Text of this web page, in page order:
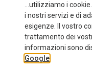
...utilizziamo i
i nostri servizi e di
esigenze. Il vostro
trattamento dei
informazioni sono
Google